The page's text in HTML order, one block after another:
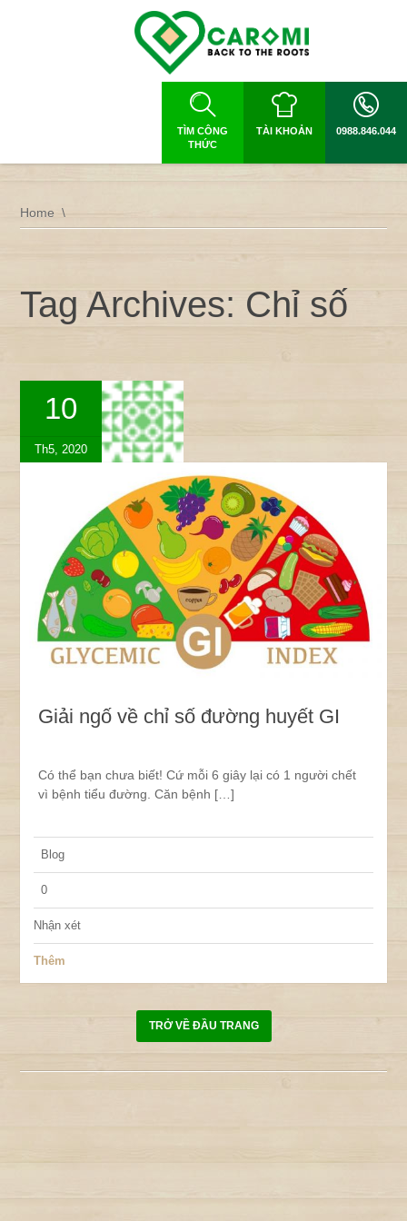
TÌM CÔNG
THỨC
TÀI KHOẢN 0988.846.044
Home
Tag Archives: Chỉ số
10
Th5, 2020
Giải ngố về chỉ số đường huyết GI
Có thể bạn chưa biết! Cứ mỗi 6 giây lại có 1 người chết
vì bệnh tiểu đường. Căn bệnh […]
Blog
0
Nhận xét
Thêm
TRỞ VỀ ĐẦU TRANG